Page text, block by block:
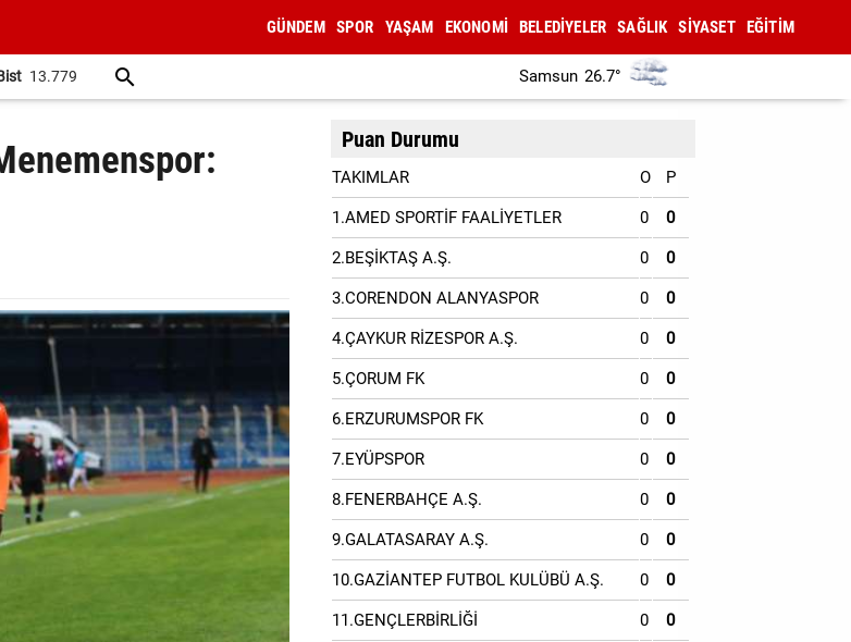
GÜNDEM SPOR YAŞAM EKONOMİ BELEDİYELER SAĞLIK SİYASET EĞİTİM
13.779 Samsun 26.7°
Puan Durumu
TAKIMLAR O P
1.AMED SPORTİF FAALİYETLER 0 0
2.BEŞİKTAŞ A.Ş. 0 0
3.CORENDON ALANYASPOR 0 0
4.ÇAYKUR RİZESPOR A.Ş. 0 0
5.ÇORUM FK 0 0
6.ERZURUMSPOR FK 0 0
7.EYÜPSPOR 0 0
8.FENERBAHÇE A.Ş. 0 0
9.GALATASARAY A.Ş. 0 0
10.GAZİANTEP FUTBOL KULÜBÜ A.Ş. 0 0
11.GENÇLERBİRLİĞİ 0 0